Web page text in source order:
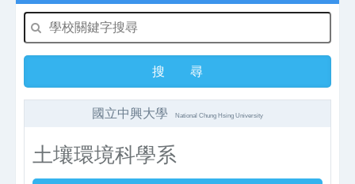
國立中興大學 National Chung Hsing University
土壤環境科學系